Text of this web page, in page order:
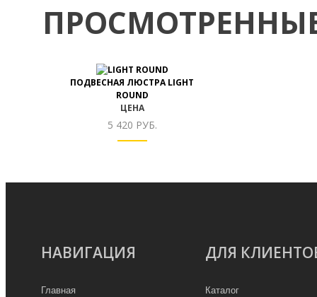
ПОДВЕСНАЯ ЛЮСТРА LIGHT
ROUND
ЦЕНА
5 420 РУБ.
НАВИГАЦИЯ
Главная
ДЛЯ
Каталог